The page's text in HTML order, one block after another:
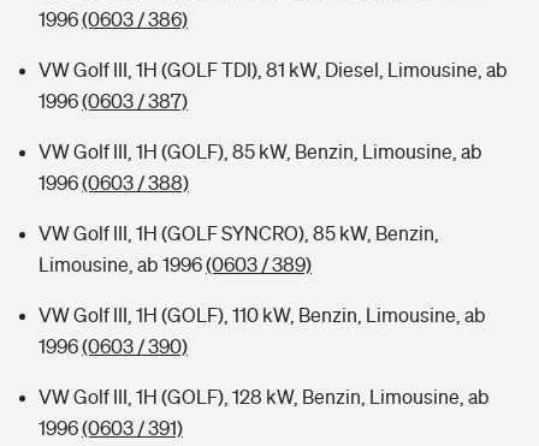
1996(0603 / 386)
VW Golf III, 1H (GOLF TDI), 81 kW, Diesel, Limousine, ab
1996(0603 / 387)
VW Golf III, 1H (GOLF), 85 kW, Benzin, Limousine, ab
1996(0603 / 388)
VW Golf III, 1H (GOLF SYNCRO), 85 kW, Benzin,
Limousine, ab 1996(0603 / 389)
VW Golf III, 1H (GOLF), 110 kW, Benzin, Limousine, ab
1996(0603 / 390)
VW Golf III, 1H (GOLF), 128 kW, Benzin, Limousine, ab
1996(0603 / 391)